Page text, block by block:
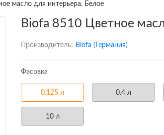
масло для интерьера. Белое
Biofa 8510 Цветное
Производитель: Biofa (Германия)
Фасовка
0.125 л 0.4 л
10 л